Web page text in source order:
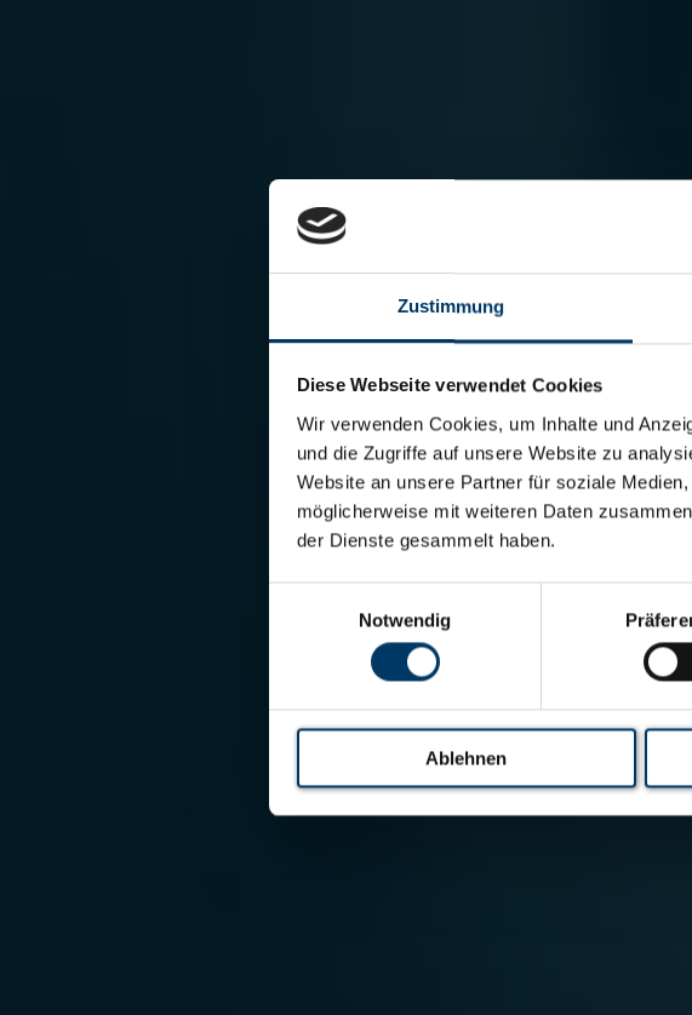
Zustimmung
Diese Webseite verwendet Cookies
Wir verwenden Cookies, um Inhalte und
und die Zugriffe auf unsere Website zu
Website an unsere Partner für soziale
möglicherweise mit weiteren Daten
der Dienste gesammelt haben.
Notwendig
Ablehnen